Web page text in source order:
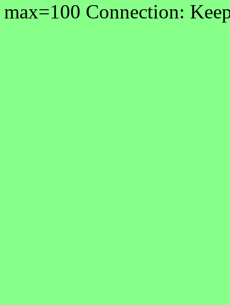
max=100 Connection: